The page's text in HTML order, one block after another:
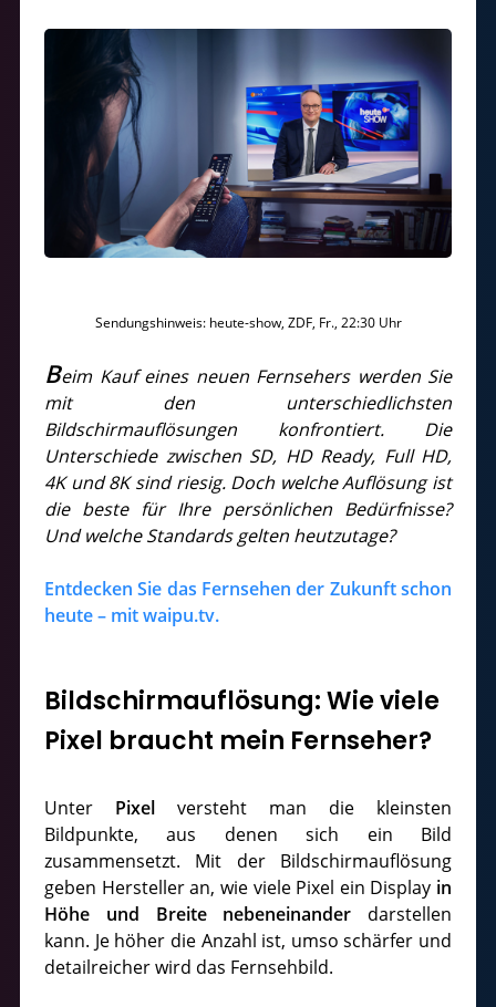
Sendungshinweis: heute-show, ZDF, Fr., 22:30 Uhr
Beim Kauf eines neuen Fernsehers werden Sie
mit den unterschiedlichsten
Bildschirmauflösungen konfrontiert. Die
Unterschiede zwischen SD, HD Ready, Full HD,
4K und 8K sind riesig. Doch welche Auflösung ist
die beste für Ihre persönlichen Bedürfnisse?
Und welche Standards gelten heutzutage?
Entdecken Sie das Fernsehen der Zukunft schon
heute – mit waipu.tv.
Bildschirmauflösung: Wie viele
Pixel braucht mein Fernseher?
Unter Pixel versteht man die kleinsten
Bildpunkte, aus denen sich ein Bild
zusammensetzt. Mit der Bildschirmauflösung
geben Hersteller an, wie viele Pixel ein Display in
Höhe und Breite nebeneinander darstellen
kann. Je höher die Anzahl ist, umso schärfer und
detailreicher wird das Fernsehbild.